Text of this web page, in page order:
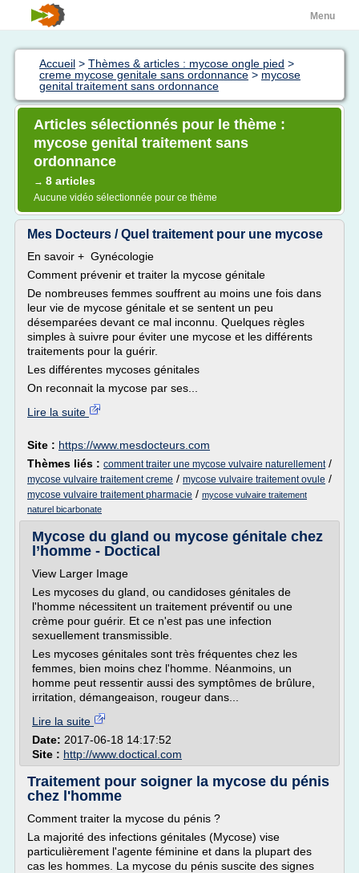
Menu
Accueil > Thèmes & articles : mycose ongle pied >
creme mycose genitale sans ordonnance > mycose
genital traitement sans ordonnance
Articles sélectionnés pour le thème :
mycose genital traitement sans
ordonnance
→ 8 articles
Aucune vidéo sélectionnée pour ce thème
Mes Docteurs / Quel traitement pour une mycose
En savoir + Gynécologie
Comment prévenir et traiter la mycose génitale
De nombreuses femmes souffrent au moins une fois dans
leur vie de mycose génitale et se sentent un peu
désemparées devant ce mal inconnu. Quelques règles
simples à suivre pour éviter une mycose et les différents
traitements pour la guérir.
Les différentes mycoses génitales
On reconnait la mycose par ses...
Lire la suite
Site : https://www.mesdocteurs.com
Thèmes liés : comment traiter une mycose vulvaire naturellement/
mycose vulvaire traitement creme / mycose vulvaire traitement ovule /
mycose vulvaire traitement pharmacie / mycose vulvaire traitement
naturel bicarbonate
Mycose du gland ou mycose génitale chez
l’homme - Doctical
View Larger Image
Les mycoses du gland, ou candidoses génitales de
l'homme nécessitent un traitement préventif ou une
crème pour guérir. Et ce n'est pas une infection
sexuellement transmissible.
Les mycoses génitales sont très fréquentes chez les
femmes, bien moins chez l'homme. Néanmoins, un
homme peut ressentir aussi des symptômes de brûlure,
irritation, démangeaison, rougeur dans...
Lire la suite
Date: 2017-06-18 14:17:52
Site : http://www.doctical.com
Traitement pour soigner la mycose du pénis
chez l'homme
Comment traiter la mycose du pénis ?
La majorité des infections génitales (Mycose) vise
particulièrement l'agente féminine et dans la plupart des
cas les hommes. La mycose du pénis suscite des signes